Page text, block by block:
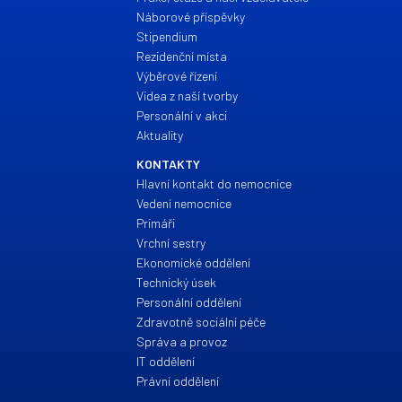
Náborové příspěvky
Stipendium
Rezidenční místa
Výběrové řízení
Videa z naší tvorby
Personální v akci
Aktuality
KONTAKTY
Hlavní kontakt do nemocnice
Vedení nemocnice
Primáři
Vrchní sestry
Ekonomické oddělení
Technický úsek
Personální oddělení
Zdravotně sociální péče
Správa a provoz
IT oddělení
Právní oddělení